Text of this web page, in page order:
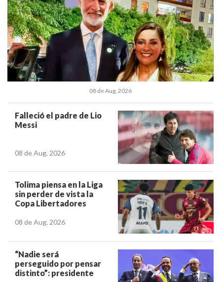
08 de Aug, 2026
Falleció el padre de Lio
Messi
08 de Aug, 2026
Tolima piensa en la Liga
sin perder de vista la
Copa Libertadores
08 de Aug, 2026
“Nadie será
perseguido por pensar
distinto”: presidente